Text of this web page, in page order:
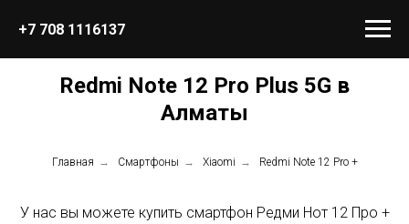
+7 708 1116137
Redmi Note 12 Pro Plus 5G в
Алматы
Главная → Смартфоны → Xiaomi → Redmi Note 12 Pro +
У нас вы можете купить смартфон Редми Нот 12 Про +